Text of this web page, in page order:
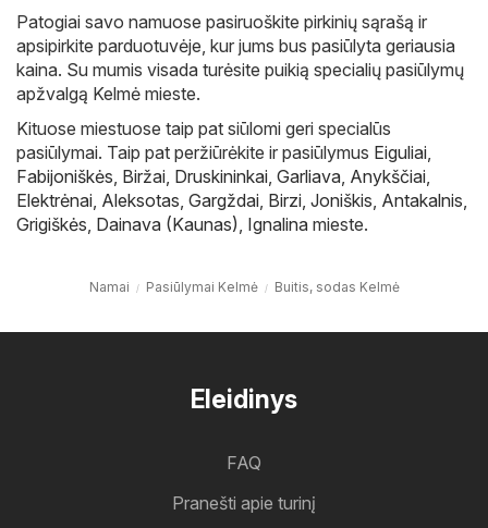
Patogiai savo namuose pasiruoškite pirkinių sąrašą ir
apsipirkite parduotuvėje, kur jums bus pasiūlyta geriausia
kaina. Su mumis visada turėsite puikią specialių pasiūlymų
apžvalgą Kelmė mieste.
Kituose miestuose taip pat siūlomi geri specialūs
pasiūlymai. Taip pat peržiūrėkite ir pasiūlymus Eiguliai,
Fabijoniškės, Biržai, Druskininkai, Garliava, Anykščiai,
Elektrėnai, Aleksotas, Gargždai, Birzi, Joniškis, Antakalnis,
Grigiškės, Dainava (Kaunas), Ignalina mieste.
Namai Pasiūlymai Kelmė Buitis, sodas Kelmė
Eleidinys
FAQ
Pranešti apie turinį